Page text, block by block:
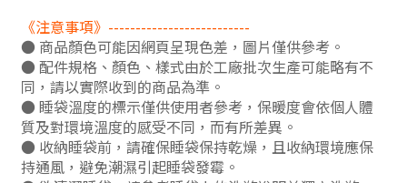
《注意事項》--------------------------
● 商品顏色可能因網頁呈現色差，圖片僅供參考。
● 配件規格、顏色、樣式由於工廠批次生產可能略有不
同，請以實際收到的商品為準。
● 睡袋溫度的標示僅供使用者參考，保暖度會依個人體
質及對環境溫度的感受不同，而有所差異。
● 收納睡袋前，請確保睡袋保持乾燥，且收納環境應保
持通風，避免潮濕引起睡袋發霉。